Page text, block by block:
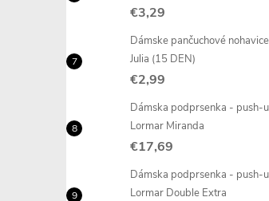
€3,29
Dámske pančuchové
Julia (15 DEN)
€2,99
Dámska podprsenka - push-
Lormar Miranda
€17,69
Dámska podprsenka - push-
Lormar Double Extra